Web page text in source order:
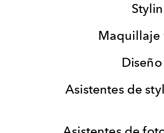
Maquillaje
Asistentes de